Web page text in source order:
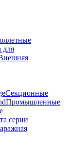
для
Секционные
Промышленные
серии